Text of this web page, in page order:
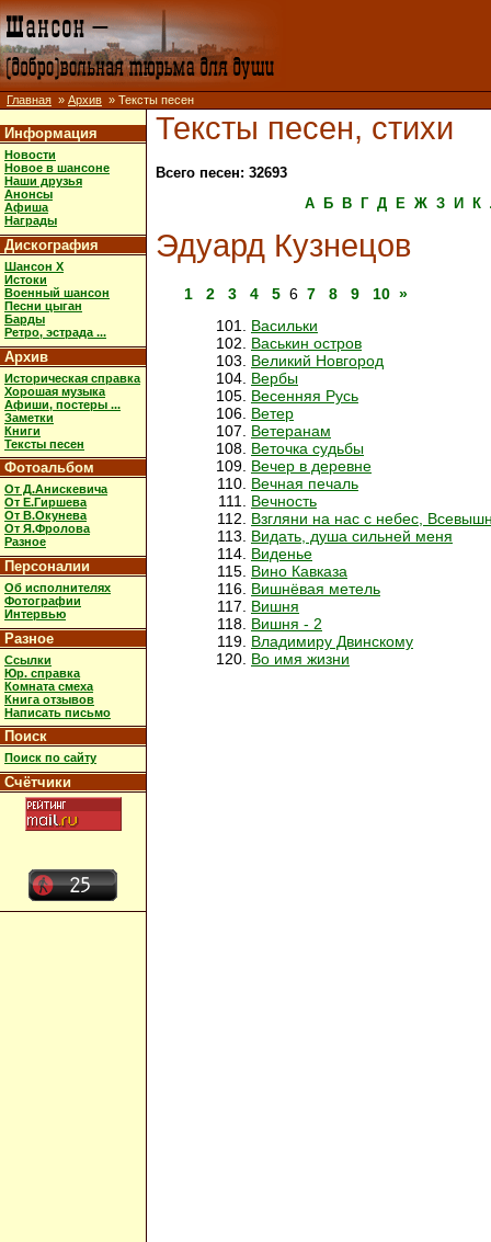
Главная » Архив » Тексты песен
Информация
Новости
Новое в шансоне
Наши друзья
Анонсы
Афиша
Награды
Дискография
Шансон X
Истоки
Военный шансон
Песни цыган
Барды
Ретро, эстрада ...
Архив
Историческая справка
Хорошая музыка
Афиши, постеры ...
Заметки
Книги
Тексты песен
Фотоальбом
От Д.Анискевича
От Е.Гиршева
От В.Окунева
От Я.Фролова
Разное
Персоналии
Об исполнителях
Фотографии
Интервью
Разное
Ссылки
Юр. справка
Комната смеха
Книга отзывов
Написать письмо
Поиск
Поиск по сайту
Счётчики
Тексты песен, стихи
Всего песен: 32693
А
Б В Г Д Е Ж З И К
Эдуард Кузнецов
1 2 3 4 5 6 7 8 9 10 »
Васильки
Васькин остров
Великий Новгород
Вербы
Весенняя Русь
Ветер
Ветеранам
Веточка судьбы
Вечер в деревне
Вечная печаль
Вечность
Взгляни на нас с небес,
Видать, душа сильней меня
Виденье
Вино Кавказа
Вишнёвая метель
Вишня
Вишня - 2
Владимиру Двинскому
Во имя жизни